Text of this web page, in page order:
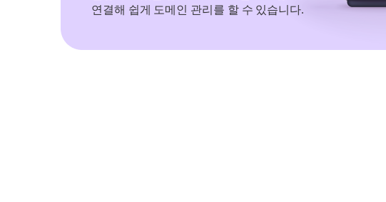
연결해 쉽게 도메인 관리를 할 수 있습니다.